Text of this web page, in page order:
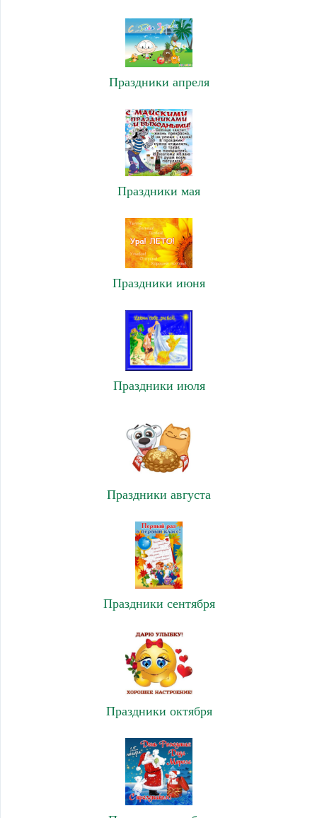
Праздники апреля
Праздники мая
Праздники июня
Праздники июля
Праздники августа
Праздники сентября
Праздники октября